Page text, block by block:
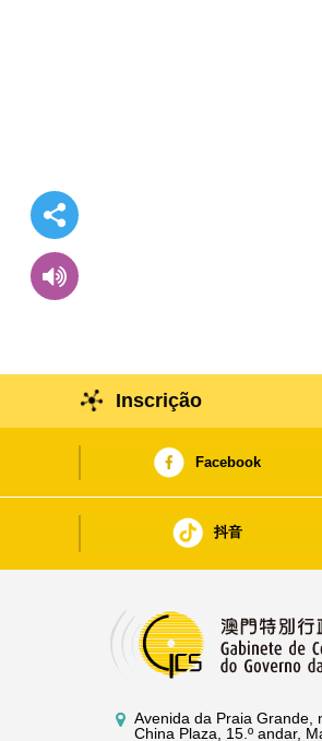
Inscrição
Facebook
抖音
Avenida da Praia Grande,
China Plaza, 15.º andar,